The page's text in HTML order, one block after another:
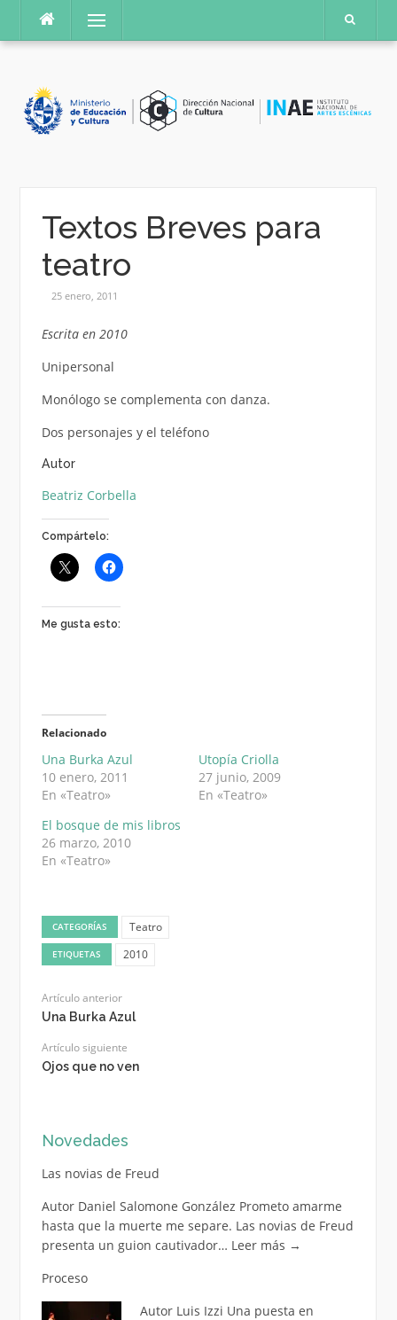
contenido
Menú
Textos Breves para
teatro
25 enero, 2011
Escrita en 2010
Unipersonal
Monólogo se complementa con danza.
Dos personajes y el teléfono
Autor
Beatriz Corbella
Compártelo:
Me gusta esto:
Relacionado
Una Burka Azul
10 enero, 2011
En «Teatro»
Utopía Criolla
27 junio, 2009
En «Teatro»
El bosque de mis libros
26 marzo, 2010
En «Teatro»
CATEGORÍAS Teatro
ETIQUETAS 2010
Artículo anterior
Una Burka Azul
Artículo siguiente
Ojos que no ven
Novedades
Las novias de Freud
Autor Daniel Salomone González Prometo amarme
hasta que la muerte me separe. Las novias de Freud
presenta un guion cautivador… Leer más →
Proceso
Autor Luis Izzi Una puesta en